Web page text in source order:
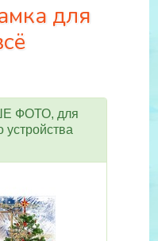
для
ФОТО, для
устройства